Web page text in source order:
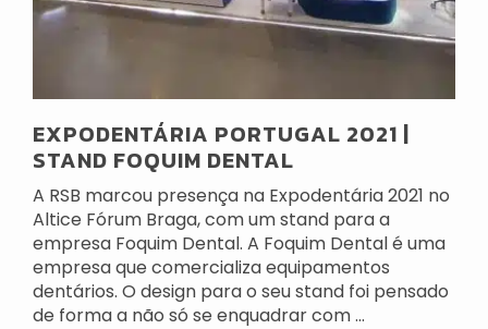
EXPODENTÁRIA PORTUGAL 2021 |
STAND FOQUIM DENTAL
A RSB marcou presença na Expodentária 2021 no
Altice Fórum Braga, com um stand para a
empresa Foquim Dental. A Foquim Dental é uma
empresa que comercializa equipamentos
dentários. O design para o seu stand foi pensado
de forma a não só se enquadrar com ...